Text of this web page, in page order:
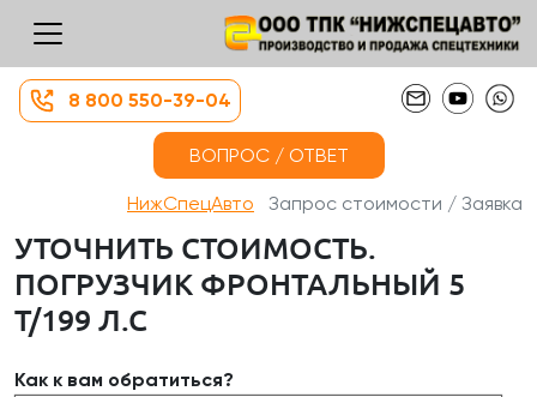
8 800 550-39-04
ВОПРОС / ОТВЕТ
НижСпецАвто Запрос стоимости / Заявка
УТОЧНИТЬ СТОИМОСТЬ.
ПОГРУЗЧИК ФРОНТАЛЬНЫЙ 5
Т/199 Л.С
Как к вам обратиться?